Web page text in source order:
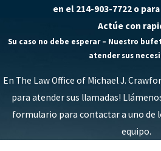
en el 214-903-7722 o
Actúe con
Su caso no debe esperar – Nuestro
atender sus
En The Law Office of Michael J.
para atender sus llamadas!
formulario para contactar a uno de
equipo.